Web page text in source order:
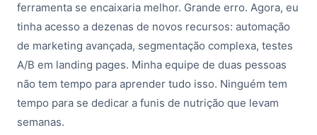
ferramenta se encaixaria melhor. Grande erro. Agora, eu
tinha acesso a dezenas de novos recursos: automação
de marketing avançada, segmentação complexa, testes
A/B em landing pages. Minha equipe de duas pessoas
não tem tempo para aprender tudo isso. Ninguém tem
tempo para se dedicar a funis de nutrição que levam
semanas.